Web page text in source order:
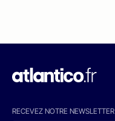
RECEVEZ NOTRE NEWSLETTER